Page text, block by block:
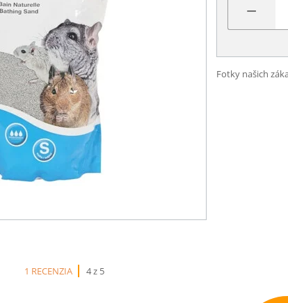
−
Fotky našich
1 RECENZIA 4 z 5